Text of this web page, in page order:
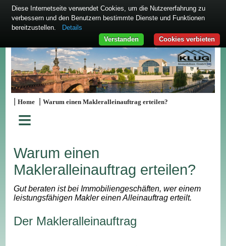
|Home |Warum einen Makleralleinauftrag erteilen?
≡
Warum einen
Makleralleinauftrag erteilen?
Gut beraten ist bei Immobiliengeschäften, wer einem
leistungsfähigen Makler einen Alleinauftrag erteilt.
Der Makleralleinauftrag
Diese Internetseite verwendet Cookies, um die Nutzererfahrung zu
verbessern und den Benutzern bestimmte Dienste und Funktionen
bereitzustellen.
Details
Cookies verbieten
Verstanden